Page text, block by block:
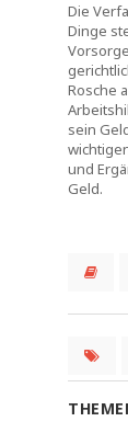
Die
Dinge
Rosche
sein
und
Geld.